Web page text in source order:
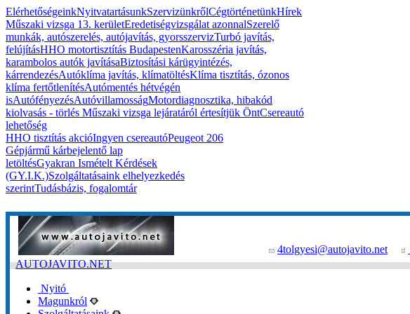
ElérhetőségeinkNyitvatartásunkSzervizünkrőlCégtörténetünkHírek
Műszaki vizsga 13. kerületEredetiségvizsgálat azonnalSzerelő
munkák, autószerelés, autójavítás, gyorsszervizTurbó javítás,
felújításHHO motortisztítás BudapestenKarosszéria javítás,
karambolos autók javításaBiztosítási kárügyintézés,
kárrendezésAutóklíma javítás, klímatöltésKlíma tisztítás, ózonos
klíma fertőtlenítésAutómentés hétvégén
isAutófényezésAutóvillamosságMotordiagnosztika, hibakód
kiolvasás - törlés Műszaki vizsga lejáratáról értesítjük ÖntCsereautó
lehetőség
HHO tisztítás akcióIngyen csereautóPeugeot 206
Gépjármű kárbejelentő lap
letöltésGyakran Ismételt Kérdések
(GY.I.K.)Szolgáltatásaink elhelyezkedés
szerintTudásbázis, fogalomtár
AUTOJAVITO.NET
4tolgyesi@autojavito.net
Nyitó
Magunkról